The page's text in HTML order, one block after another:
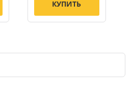
КУПИТЬ